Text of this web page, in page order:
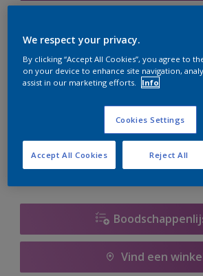
te bestellen. Houd de website in de
er hard aan om de voorraad aan te
Vind een
We respect your privacy.
By clicking “Accept All Cookies”, you agree to
on your device to enhance site navigation,
assist in our marketing efforts.
Info
Cookies Settings
Reject All
Accept All Cookies